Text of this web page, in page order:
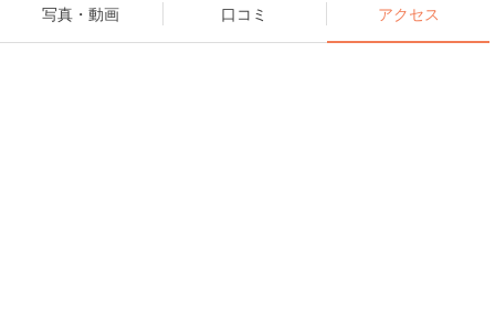
写真・動画 口コミ アクセス